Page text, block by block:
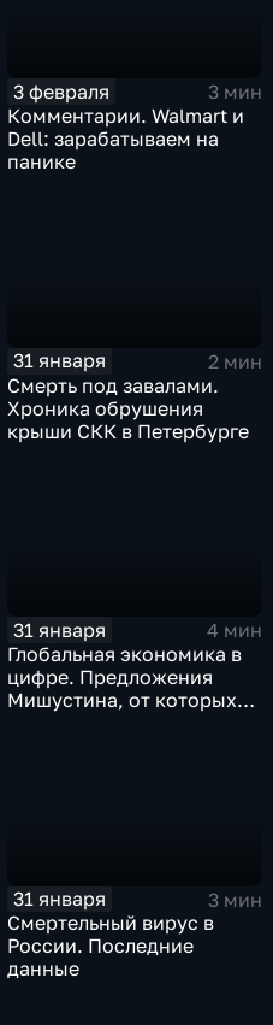
3 февраля
3 мин
Комментарии. Walmart и
Dell: зарабатываем на
панике
31 января
2 мин
Смерть под завалами.
Хроника обрушения
крыши СКК в Петербурге
31 января
4 мин
Глобальная экономика в
цифре. Предложения
Мишустина, от которых
31 января
3 мин
Смертельный вирус в
России. Последние
данные